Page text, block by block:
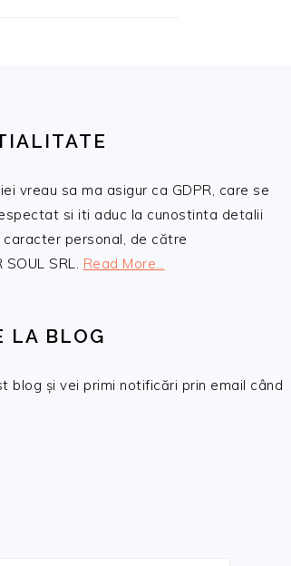
vreau sa ma asigur ca GDPR, care se
si iti aduc la cunostinta detalii
personal, de către
SRL. Read More…
LA BLOG
blog și vei primi notificări prin email când